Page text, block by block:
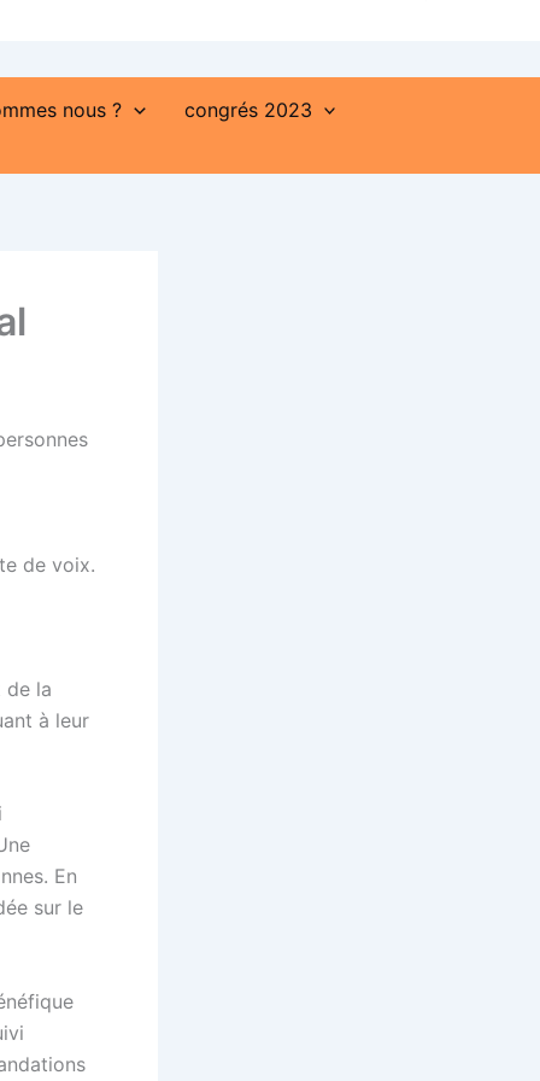
nous ? congrés 2023
de voix.
de la
à leur
En
sur le